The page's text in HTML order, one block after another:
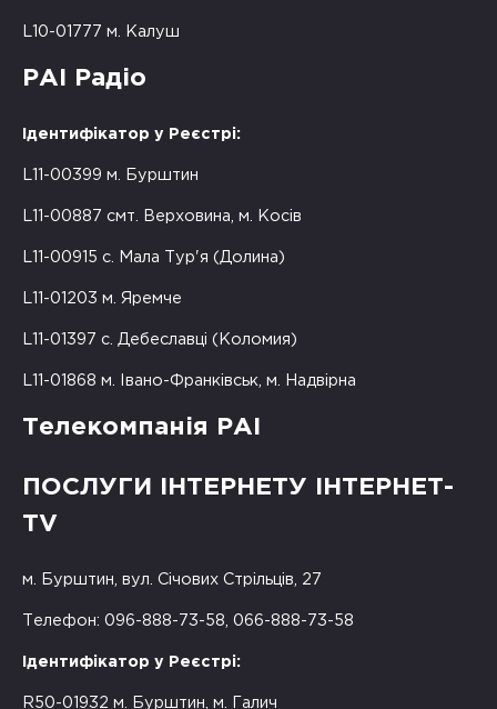
L10-01777 м. Калуш
РАІ Радіо
Ідентифікатор у Реєстрі:
L11-00399 м. Бурштин
L11-00887 смт. Верховина, м. Косів
L11-00915 с. Мала Тур'я (Долина)
L11-01203 м. Яремче
L11-01397 с. Дебеславці (Коломия)
L11-01868 м. Івано-Франківськ, м. Надвірна
Телекомпанія РАІ
ПОСЛУГИ ІНТЕРНЕТУ ІНТЕРНЕТ-
TV
м. Бурштин, вул. Січових Стрільців, 27
Телефон: 096-888-73-58, 066-888-73-58
Ідентифікатор у Реєстрі:
R50-01932 м. Бурштин, м. Галич